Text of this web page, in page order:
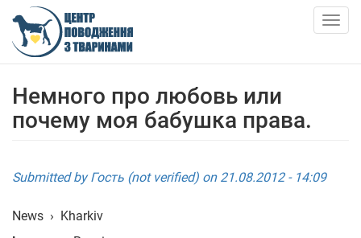
main
content
ABOUT US
NEWS
ARTICLES
SERVICES
Немного про любовь или
почему моя бабушка права.
Submitted byГость (not verified) on 21.08.2012 - 14:09
News › Kharkiv